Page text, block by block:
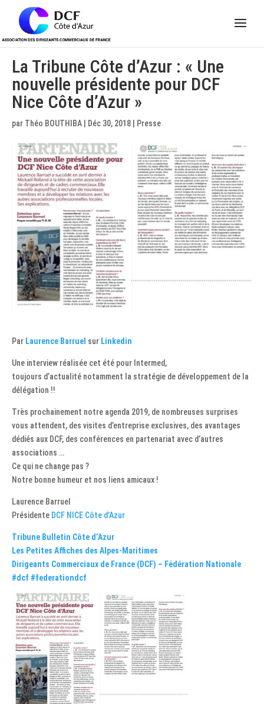
La Tribune Côte d’Azur : « Une
nouvelle présidente pour DCF
Nice Côte d’Azur »
par Théo BOUTHIBA Déc 30, 2018 Presse
Par Laurence Barruel sur Linkedin
Une interview réalisée cet été pour Intermed,
toujours d’actualité notamment la stratégie de développement de la
délégation !!
Très prochainement notre agenda 2019, de nombreuses surprises
vous attendent, des visites d’entreprise exclusives, des avantages
dédiés aux DCF, des conférences en partenariat avec d’autres
associations …
Ce qui ne change pas ?
Notre bonne humeur et nos liens amicaux !
Laurence Barruel
Présidente DCF NICE Côte d’Azur
Tribune Bulletin Côte d’Azur
Les Petites Affiches des Alpes-Maritimes
Dirigeants Commerciaux de France (DCF) – Fédération Nationale
#dcf #federationdcf
Panneau de gestion des cookies